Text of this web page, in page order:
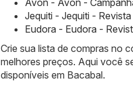
Jequiti - Jequiti -
Eudora - Eudora -
Crie sua lista de compras no
melhores preços. Aqui você
disponíveis em Bacabal.